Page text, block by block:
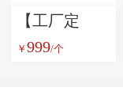
【工厂定
制】康宁
￥ 999/个